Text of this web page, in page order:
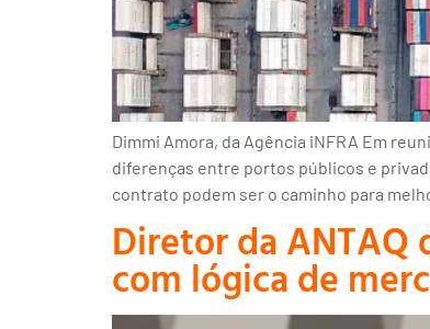
Dimmi Amora, da Agência iNFRA Em
diferenças entre portos públicos e
contrato podem ser o caminho para
Diretor da ANTAQ
com lógica de